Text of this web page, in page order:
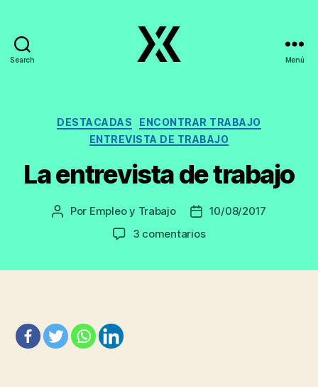
Search Menú
Categorías
DESTACADAS
ENCONTRAR TRABAJO
ENTREVISTA DE TRABAJO
La entrevista de trabajo
Autor
Por Empleo y Trabajo
Fecha10/08/2017
3 comentariosen